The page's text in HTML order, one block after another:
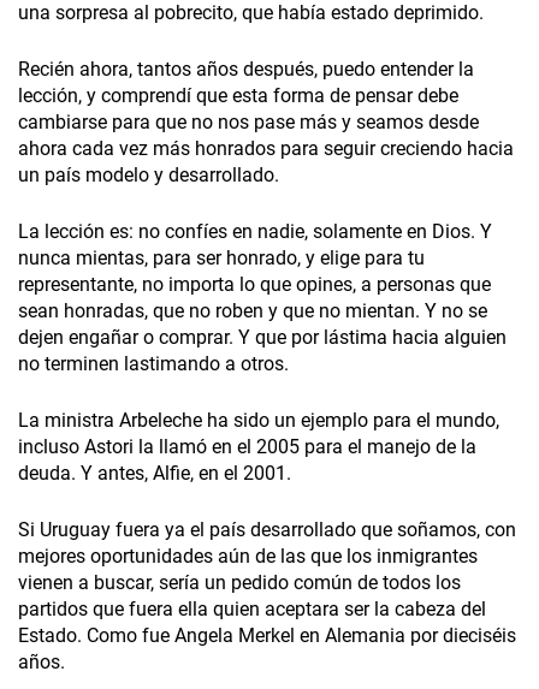
una sorpresa al pobrecito, que había estado deprimido.
Recién ahora, tantos años después, puedo entender la
lección, y comprendí que esta forma de pensar debe
cambiarse para que no nos pase más y seamos desde
ahora cada vez más honrados para seguir creciendo hacia
un país modelo y desarrollado.
La lección es: no confíes en nadie, solamente en Dios. Y
nunca mientas, para ser honrado, y elige para tu
representante, no importa lo que opines, a personas que
sean honradas, que no roben y que no mientan. Y no se
dejen engañar o comprar. Y que por lástima hacia alguien
no terminen lastimando a otros.
La ministra Arbeleche ha sido un ejemplo para el mundo,
incluso Astori la llamó en el 2005 para el manejo de la
deuda. Y antes, Alfie, en el 2001.
Si Uruguay fuera ya el país desarrollado que soñamos, con
mejores oportunidades aún de las que los inmigrantes
vienen a buscar, sería un pedido común de todos los
partidos que fuera ella quien aceptara ser la cabeza del
Estado. Como fue Angela Merkel en Alemania por dieciséis
años.